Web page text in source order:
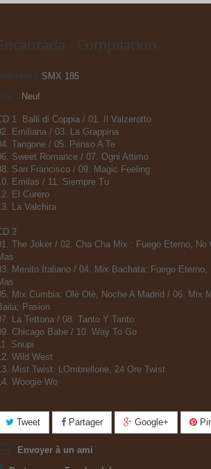
- Compilation
Référence
SMX 185
Neuf
1  Balli di Coppia / 01. Il Valzerotto
Emiliana / 03. La Grappina
Tangone / 05. Penso A Te
Sweet Romance / 07. Ogni Attimo
San Francisco / 09. Magic Feeling
Emilas / 11. Siempre Tu
El Curero
La Valchira
2
The Joker / 02. Cha Cha Mix : Fuego Eterno, No
Menito Italiano / 04. Mix Bachata: Fuego Eterno,
Mix Cumbia: Olè Olè, Noche A Madrid / 06. Mix
Pasion
La Tettona / 08. Tanto Y Tanto
Chicago Babe / 10. Way To Go
Snupi
Wild West
Mist Twist: LOmbrellone, 24 Ore Twist
Woogie Wo
Tweet Partager Google+
Envoyer à un ami